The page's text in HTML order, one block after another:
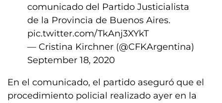
comunicado del Partido Justicialista
de la Provincia de Buenos Aires.
pic.twitter.com/TkAnj3XYkT
— Cristina Kirchner (@CFKArgentina)
September 18, 2020
En el comunicado, el partido aseguró que el
procedimiento policial realizado ayer en la